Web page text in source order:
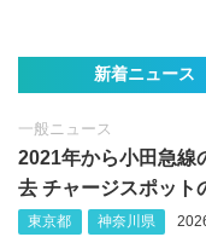
新着ニュース
一般ニュース
2021年から小田急線
去 チャージスポット
東京都 神奈川県